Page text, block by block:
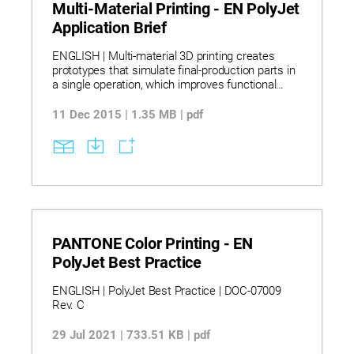
Multi-Material Printing - EN PolyJet
Application Brief
ENGLISH | Multi-material 3D printing creates
prototypes that simulate final-production parts in
a single operation, which improves functional
PolyJet technology, a single part can have a
of opacity and durometer. This unique technology
is fast and efficient when creating prototypes
11 Dec 2015 | 1.35 MB | pdf
PANTONE Color Printing - EN
PolyJet Best Practice
ENGLISH | PolyJet Best Practice | DOC-07009
Rev. C
29 Jul 2021 | 733.51 KB | pdf